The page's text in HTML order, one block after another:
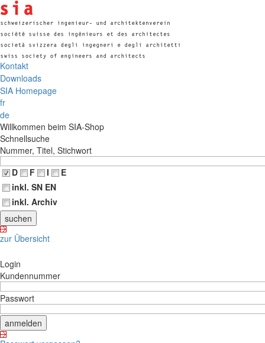
Kontakt
Downloads
SIA Homepage
fr
de
Willkommen beim SIA-Shop
Schnellsuche
Nummer, Titel, Stichwort
D
F I
E
inkl. SN EN
inkl. Archiv
zur Übersicht
Login
Kundennummer
Passwort